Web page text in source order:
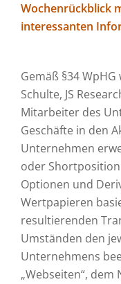
Wochenrückblick
interessanten
Gemäß §34
Schulte, JS
Mitarbeiter des
Geschäfte in den
Unternehmen
oder
Optionen und
Wertpapieren
resultierenden
Umständen den
Unternehmens
„Webseiten“,